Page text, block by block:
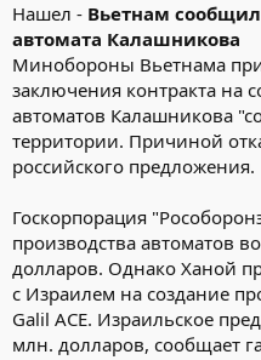
Нашел - Вьетнам
автомата Калашникова
Минобороны Вьетнама
заключения контракта на
автоматов Калашникова
территории. Причиной
российского предложения.
Госкорпорация
производства автоматов
долларов. Однако Ханой
с Израилем на создание
Galil ACE. Израильское
млн. долларов, сообщает